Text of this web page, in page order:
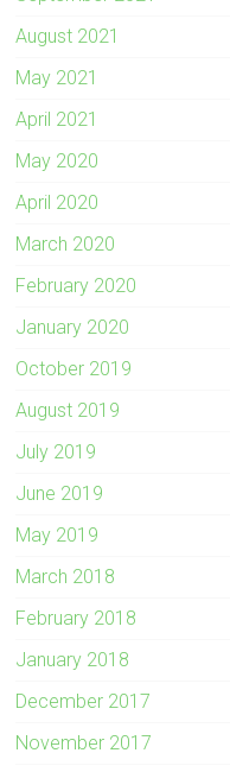
August 2021
May 2021
April 2021
May 2020
April 2020
March 2020
February 2020
January 2020
October 2019
August 2019
July 2019
June 2019
May 2019
March 2018
February 2018
January 2018
December 2017
November 2017